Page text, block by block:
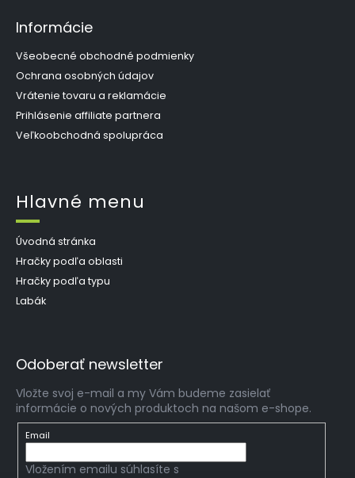
Informácie
Všeobecné obchodné podmienky
Ochrana osobných údajov
Vrátenie tovaru a reklamácie
Prihlásenie affiliate partnera
Veľkoobchodná spolupráca
Hlavné menu
Úvodná stránka
Hračky podľa oblasti
Hračky podľa typu
Labák
Odoberať newsletter
Vložte svoj e-mail a my Vám budeme zasielať
informácie o nových produktoch na našom e-shope.
Email
Vložením emailu súhlasíte s